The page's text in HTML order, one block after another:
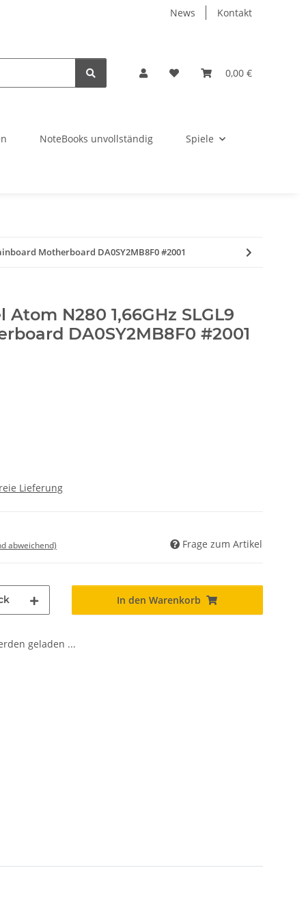
News Kontakt
0,00 €
NoteBooks unvollständig Spiele
Motherboard DA0SY2MB8F0 #2001
Atom N280 1,66GHz SLGL9
DA0SY2MB8F0 #2001
Lieferung
abweichend) Frage zum Artikel
In den Warenkorb
geladen ...